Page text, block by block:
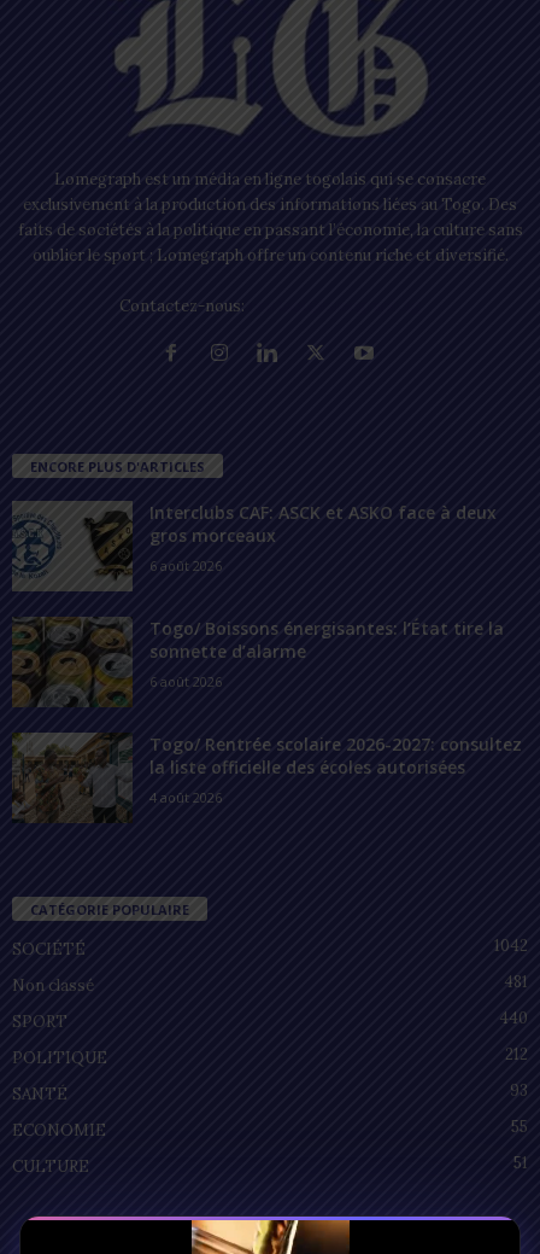
Lomegraph est un média en ligne togolais qui se consacre
exclusivement à la production des informations liées au Togo. Des
faits de sociétés à la politique en passant l’économie, la culture sans
oublier le sport ; Lomegraph offre un contenu riche et diversifié.
Contactez-nous:
ENCORE PLUS D'ARTICLES
Interclubs CAF: ASCK et ASKO face à deux
gros morceaux
6 août 2026
Togo/ Boissons énergisantes: l’État tire la
sonnette d’alarme
6 août 2026
Togo/ Rentrée scolaire 2026-2027: consultez
la liste officielle des écoles autorisées
4 août 2026
CATÉGORIE POPULAIRE
SOCIÉTÉ
1042
Non classé
481
SPORT
440
POLITIQUE
212
SANTÉ
93
ECONOMIE
55
CULTURE
51